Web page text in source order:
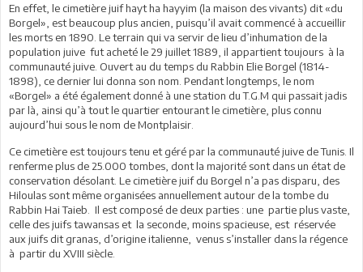
En effet, le cimetière juif hayt ha hayyim (la maison des vivants) dit «du
Borgel», est beaucoup plus ancien, puisqu’il avait commencé à accueillir
les morts en 1890. Le terrain qui va servir de lieu d’inhumation de la
population juive fut acheté le 29 juillet 1889, il appartient toujours à la
communauté juive. Ouvert au du temps du Rabbin Elie Borgel (1814-
1898), ce dernier lui donna son nom. Pendant longtemps, le nom
«Borgel» a été également donné à une station du T.G.M qui passait jadis
par là, ainsi qu’à tout le quartier entourant le cimetière, plus connu
aujourd’hui sous le nom de Montplaisir.
Ce cimetière est toujours tenu et géré par la communauté juive de Tunis. Il
renferme plus de 25.000 tombes, dont la majorité sont dans un état de
conservation désolant. Le cimetière juif du Borgel n’a pas disparu, des
Hiloulas sont même organisées annuellement autour de la tombe du
Rabbin Hai Taieb. Il est composé de deux parties : une partie plus vaste,
celle des juifs tawansas et la seconde, moins spacieuse, est réservée
aux juifs dit granas, d’origine italienne, venus s’installer dans la régence
à partir du XVIII siècle.